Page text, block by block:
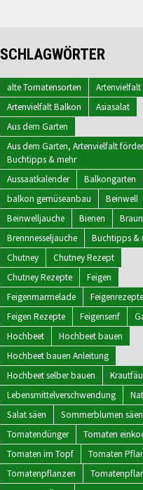
SCHLAGWÖRTER
alte Tomatensorten
Artenvielfalt
Artenvielfalt Balkon
Asiasalat
Aus dem Garten
Aus dem Garten, Artenvielfalt
Buchtipps & mehr
Aussaatkalender
Balkongarten
balkon gemüseanbau
Beinwell
Beinwelljauche
Bienen
Brennnesseljauche
Buchtipps &
Chutney
Chutney Rezept
Chutney Rezepte
Feigen
Feigenmarmelade
Feigenrezepte
Feigen Rezepte
Feigensenf
Hochbeet
Hochbeet bauen
Hochbeet bauen Anleitung
Hochbeet selber bauen
Lebensmittelverschwendung
Salat säen
Sommerblumen säen
Tomatendünger
Tomaten
Tomaten im Topf
Tomaten
Tomatenpflanzen